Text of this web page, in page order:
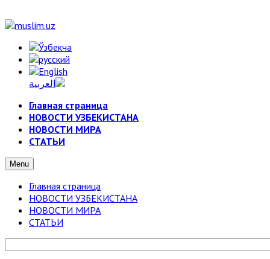
Главная страница
НОВОСТИ УЗБЕКИСТАНА
НОВОСТИ МИРА
СТАТЬИ
Menu
Главная страница
НОВОСТИ УЗБЕКИСТАНА
НОВОСТИ МИРА
СТАТЬИ